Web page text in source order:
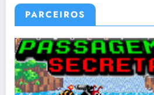
PARCEIROS